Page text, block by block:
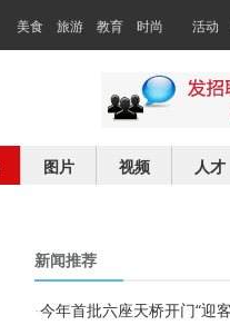
美食 旅游 教育 时尚 活动
图片 视频 人才
新闻推荐
·今年首批六座天桥开门“迎